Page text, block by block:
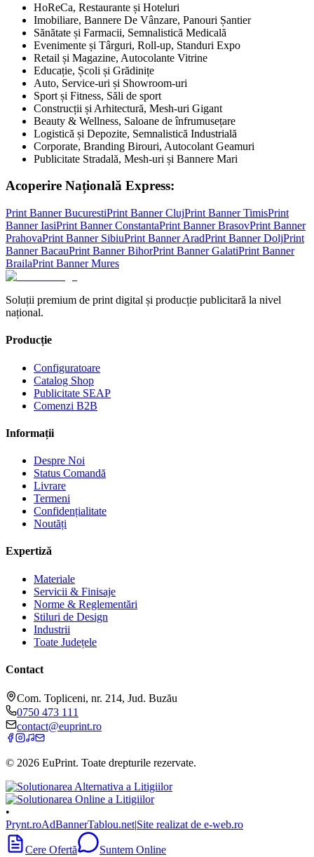
HoReCa, Restaurante și Hoteluri
Imobiliare, Bannere De Vânzare, Panouri Șantier
Sănătate și Farmacii, Semnalistică Medicală
Evenimente și Târguri, Roll-up, Standuri Expo
Retail și Magazine, Autocolante Vitrine
Educație, Școli și Grădinițe
Auto, Service-uri și Showroom-uri
Sport și Fitness, Săli de sport
Construcții și Arhitectură, Mesh-uri Gigant
Beauty & Wellness, Saloane de înfrumusețare
Logistică și Depozite, Semnalistică Industrială
Corporate, Branding Birouri, Autocolant Geamuri
Publicitate Stradală, Mesh-uri și Bannere Mari
Acoperire Națională Express:
Print BannerBucurestiPrint BannerClujPrint BannerTimisPrint
BannerIasiPrint BannerConstantaPrint BannerBrasovPrint Banner
PrahovaPrint Banner SibiuPrint BannerAradPrint BannerDoljPrint
BannerBacauPrint BannerBihorPrint BannerGalatiPrint Banner
BrailaPrint BannerMures
Soluții premium de print digital și producție publicitară la nivel
național.
Producție
Configuratoare
Catalog Shop
Publicitate SEAP
Comenzi B2B
Informații
Despre Noi
Status Comandă
Livrare
Termeni
Confidențialitate
Noutăți
Expertiză
Materiale
Servicii & Finisaje
Norme & Reglementări
Stiluri de Design
Industrii
Toate Județele
Contact
Com. Topliceni, nr. 214, Jud. Buzău
0750 473 111
contact@euprint.ro
© 2026 EuPrint. Toate drepturile rezervate.
•
Prynt.roAdBannerTablou.net|Site realizat de e-web.ro
Cere Ofertă Suntem Online